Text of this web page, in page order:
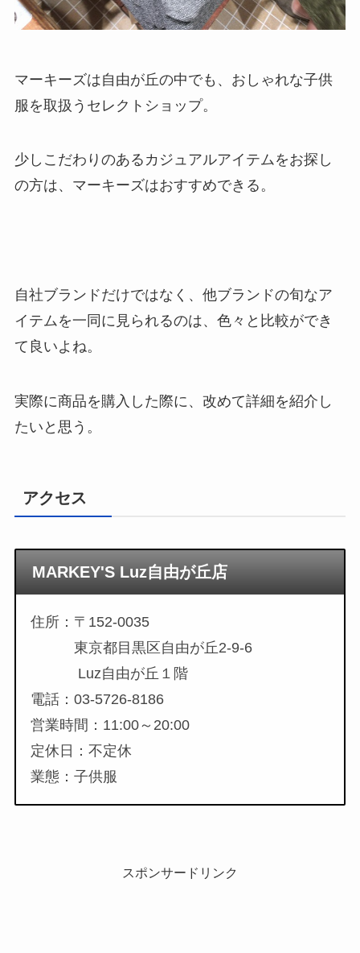
マーキーズは自由が丘の中でも、おしゃれな子供
服を取扱うセレクトショップ。
少しこだわりのあるカジュアルアイテムをお探し
の方は、マーキーズはおすすめできる。
自社ブランドだけではなく、他ブランドの旬なア
イテムを一同に見られるのは、色々と比較ができ
て良いよね。
実際に商品を購入した際に、改めて詳細を紹介し
たいと思う。
アクセス
MARKEY'S Luz自由が丘店
住所：〒152-0035
東京都目黒区自由が丘2-9-6
Luz自由が丘１階
電話：03-5726-8186
営業時間：11:00～20:00
定休日：不定休
業態：子供服
スポンサードリンク